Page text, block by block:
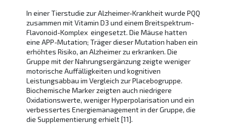
In einer Tierstudie zur Alzheimer-Krankheit wurde PQQ
zusammen mit Vitamin D3 und einem Breitspektrum-
Flavonoid-Komplex eingesetzt. Die Mäuse hatten
eine APP-Mutation; Träger dieser Mutation haben ein
erhöhtes Risiko, an Alzheimer zu erkranken. Die
Gruppe mit der Nahrungsergänzung zeigte weniger
motorische Auffälligkeiten und kognitiven
Leistungsabbau im Vergleich zur Placebogruppe.
Biochemische Marker zeigten auch niedrigere
Oxidationswerte, weniger Hyperpolarisation und ein
verbessertes Energiemanagement in der Gruppe, die
die Supplementierung erhielt [11].